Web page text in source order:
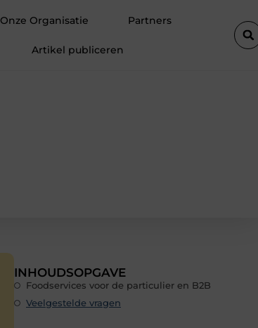
Onze Organisatie Partners
Artikel publiceren
INHOUDSOPGAVE
Foodservices voor de particulier en B2B
Veelgestelde vragen